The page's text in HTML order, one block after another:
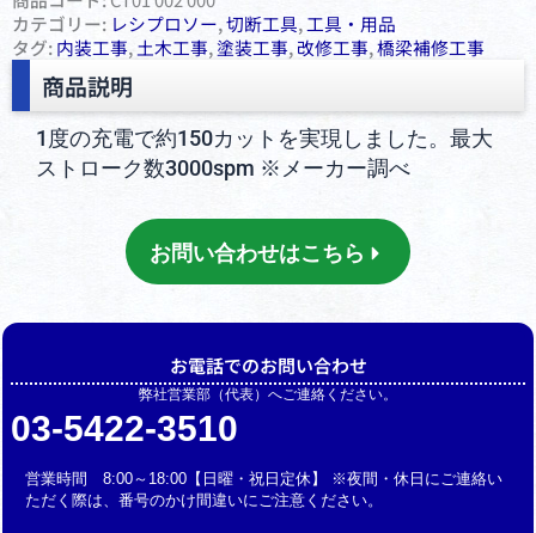
カテゴリー: レシプロソー,切断⼯具,⼯具・⽤品
タグ:内装工事,土木工事,塗装工事,改修工事,橋梁補修工事
商品説明
1度の充電で約150カットを実現しました。最大
ストローク数3000spm ※メーカー調べ
お問い合わせはこちら
お電話でのお問い合わせ
弊社営業部（代表）へご連絡ください。
03-5422-3510
営業時間 8:00～18:00【日曜・祝日定休】 ※夜間・休日にご連絡い
ただく際は、番号のかけ間違いにご注意ください。